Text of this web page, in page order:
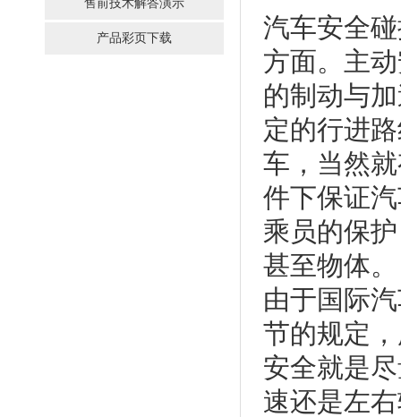
售前技术解答演示
产品彩页下载
汽车安全
方面。主
的制动与
定的行进
车，当然
件下保证
乘员的保
甚至物体。
由于国际
节的规定
安全就是
速还是左